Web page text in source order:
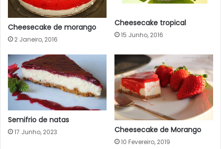
Cheesecake de morango
2 Janeiro, 2016
Cheesecake tropical
15 Junho, 2016
Semifrio de natas
17 Junho, 2023 Cheesecake de Morango
10 Fevereiro, 2019